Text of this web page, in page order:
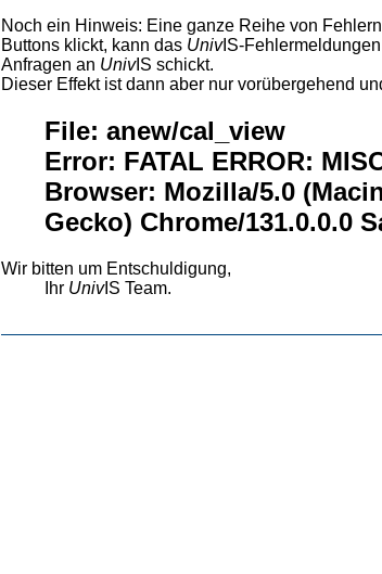
Noch ein Hinweis: Eine ganze Reihe von
Buttons klickt, kann das UnivIS-
Anfragen an UnivIS schickt.
Dieser Effekt ist dann aber nur vorübergehend
File: anew/cal_view
Error: FATAL ERROR:
Browser: Mozilla/5.0
Gecko) Chrome/131.0.0.0
Wir bitten um Entschuldigung,
Ihr UnivIS Team.